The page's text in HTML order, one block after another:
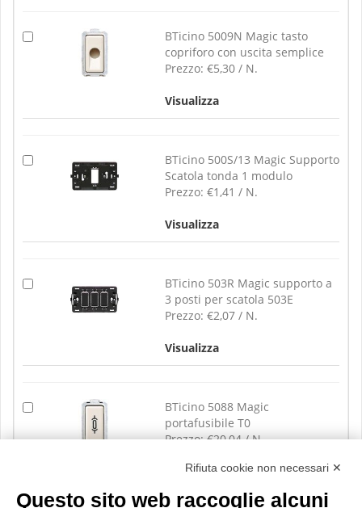
BTicino 5009N Magic tasto
copriforo con uscita semplice
Prezzo: €5,30 / N.
Visualizza
BTicino 500S/13 Magic Supporto
Scatola tonda 1 modulo
Prezzo: €1,41 / N.
Visualizza
BTicino 503R Magic supporto a
3 posti per scatola 503E
Prezzo: €2,07 / N.
Visualizza
BTicino 5088 Magic
portafusibile T0
Prezzo:€20,04 / N.
Visualizza
Rifiuta cookie non necessari ✕
Questo sito web raccoglie alcuni